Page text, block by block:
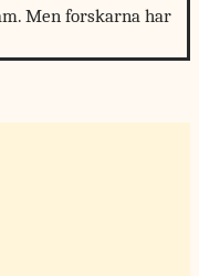
Men forskarna har